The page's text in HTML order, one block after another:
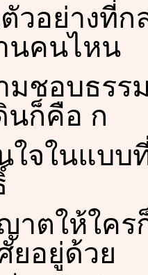
วอย่างที่ก
นคนไหน
มชอบธรร
ก็คือ ก
จในแบบ
าตให้ใคร
ยอยู่ด้วย